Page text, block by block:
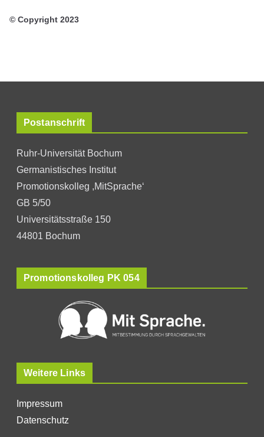
© Copyright 2023
Postanschrift
Ruhr-Universität Bochum
Germanistisches Institut
Promotionskolleg ,MitSprache‘
GB 5/50
Universitätsstraße 150
44801 Bochum
Promotionskolleg PK 054
Weitere Links
Impressum
Datenschutz